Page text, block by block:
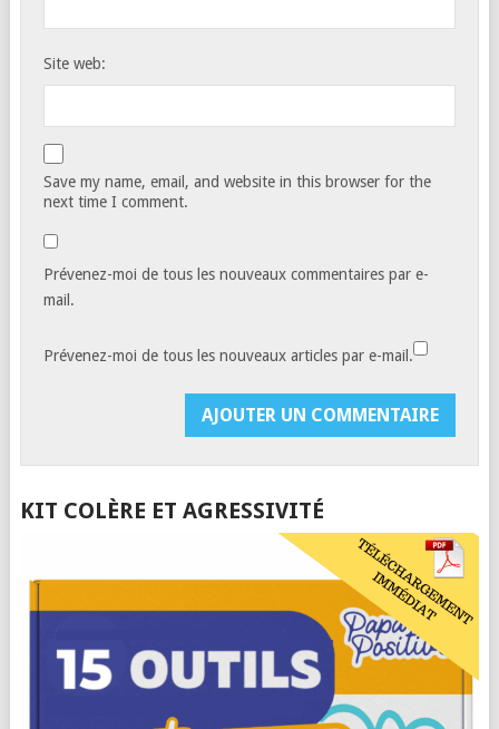
Site web:
Save my name, email, and website in this browser for the
next time I comment.
Prévenez-moi de tous les nouveaux commentaires par e-
mail.
Prévenez-moi de tous les nouveaux articles par e-mail.
KIT COLÈRE ET AGRESSIVITÉ